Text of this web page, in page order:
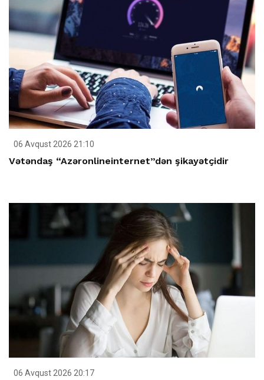
06 Avqust 2026 21:10
Vətəndaş “Azəronlineinternet”dən şikayətçidir
06 Avqust 2026 20:17